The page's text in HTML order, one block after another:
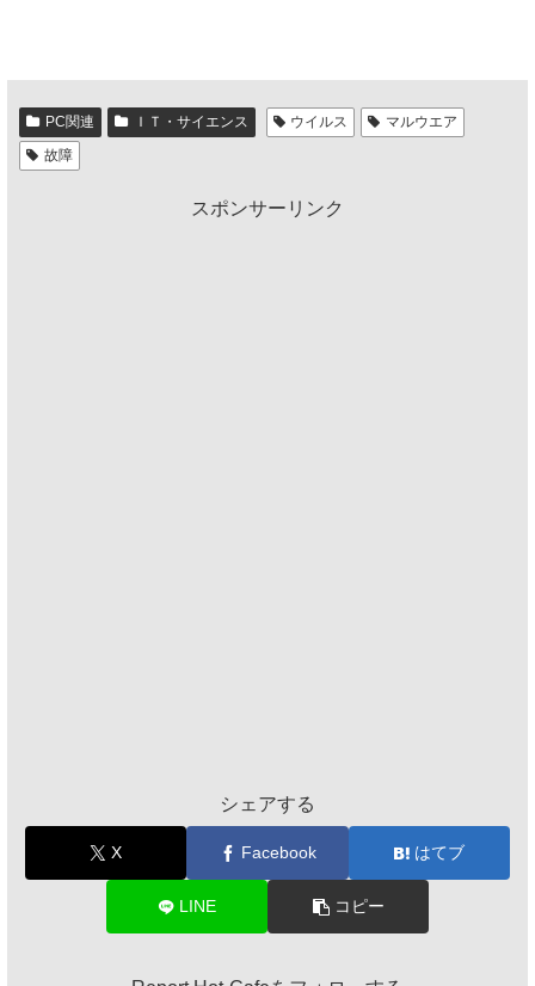
PC関連 ＩＴ・サイエンス ウイルス
マルウエア
故障
スポンサーリンク
シェアする
X Facebook はてブ
LINE コピー